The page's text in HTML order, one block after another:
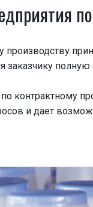
производству
заказчику
контрактному
и дает